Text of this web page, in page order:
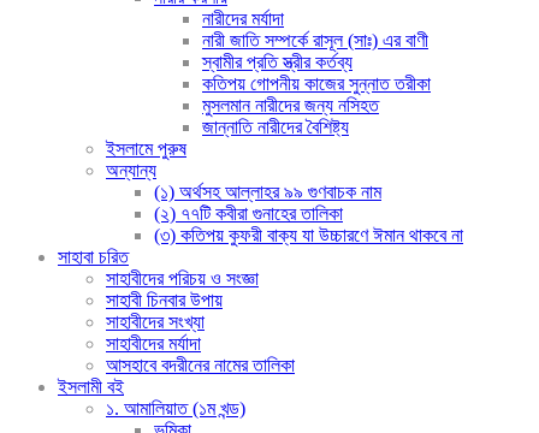
নারীদের মর্যাদা
নারী জাতি সম্পর্কে রাসূল (সাঃ) এর বাণী
স্বামীর প্রতি স্ত্রীর কর্তব্য
কতিপয় গোপনীয় কাজের সুন্নাত তরীকা
মুসলমান নারীদের জন্য নসিহত
জান্নাতি নারীদের বৈশিষ্ট্য
ইসলামে পুরুষ
অন্যান্য
(১) অর্থসহ আল্লাহর ৯৯ গুণবাচক নাম
(২) ৭৭টি কবীরা গুনাহের তালিকা
(৩) কতিপয় কুফরী বাক্য যা উচ্চারণে ঈমান থাকবে না
সাহাবা চরিত
সাহাবীদের পরিচয় ও সংজ্ঞা
সাহাবী চিনবার উপায়
সাহাবীদের সংখ্যা
সাহাবীদের মর্যাদা
আসহাবে বদরীনের নামের তালিকা
ইসলামী বই
১. আমালিয়াত (১ম খন্ড)